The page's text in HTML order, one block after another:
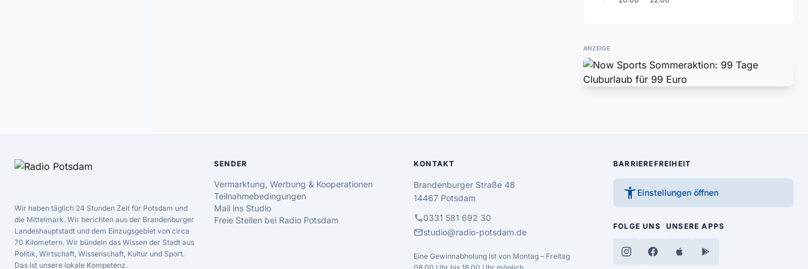
ANZEIGE
Wir haben täglich 24 Stunden Zeit für Potsdam und
die Mittelmark. Wir berichten aus der Brandenburger
Landeshauptstadt und dem Einzugsgebiet von circa
70 Kilometern. Wir bündeln das Wissen der Stadt aus
Politik, Wirtschaft, Wissenschaft, Kultur und Sport.
Das ist unsere lokale Kompetenz.
SENDER
Vermarktung, Werbung & Kooperationen
Teilnahmebedingungen
Mail ins Studio
Freie Stellen bei Radio Potsdam
KONTAKT
Brandenburger Straße 48
14467 Potsdam
call0331 581 692 30
mailstudio@radio-potsdam.de
Eine Gewinnabholung ist von Montag – Freitag
BARRIEREFREIHEIT
accessibility_new Einstellungen öffnen
FOLGE UNS UNSERE APPS